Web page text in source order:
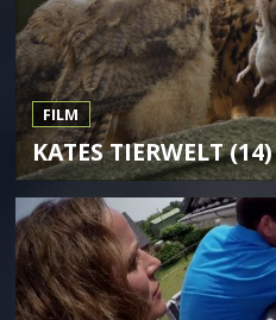
FILM
KATES TIERWELT (14)